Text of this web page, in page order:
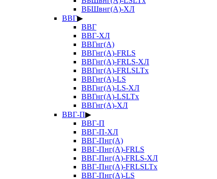
ВБШвнг(А)-ХЛ
ВВГ▶
ВВГ
ВВГ-ХЛ
ВВГнг(А)
ВВГнг(А)-FRLS
ВВГнг(А)-FRLS-ХЛ
ВВГнг(А)-FRLSLTx
ВВГнг(А)-LS
ВВГнг(А)-LS-ХЛ
ВВГнг(А)-LSLTx
ВВГнг(А)-ХЛ
ВВГ-П▶
ВВГ-П
ВВГ-П-ХЛ
ВВГ-Пнг(А)
ВВГ-Пнг(А)-FRLS
ВВГ-Пнг(А)-FRLS-ХЛ
ВВГ-Пнг(А)-FRLSLTx
ВВГ-Пнг(А)-LS